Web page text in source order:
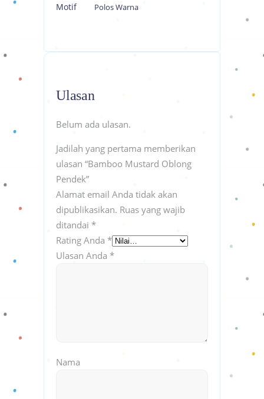
Motif Polos Warna
Ulasan
Belum ada ulasan.
Jadilah yang pertama memberikan
ulasan “Bamboo Mustard Oblong
Pendek”
Alamat email Anda tidak akan
dipublikasikan. Ruas yang wajib
ditandai *
Rating Anda *
Ulasan Anda *
Nama